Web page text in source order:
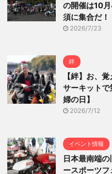
の開催は10
須に集合だ！
2026/7/23
絆
【絆】お、
サーキット
婦の日】
2026/7/12
イベント情報
日本最南端
ースポーツ